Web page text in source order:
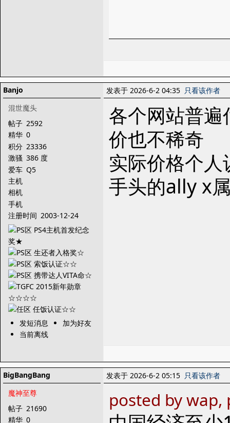
Banjo
混世魔头
帖子 2592
精华 0
积分 23336
激骚 386 度
爱车 Q5
主机
相机
手机
注册时间 2003-12-24
发短消息
加为好友
当前离线
发表于 2026-6-2 04:35 只看该作者
各个网站普
价也不稀奇
实际价格个
手头的ally x
BigBangBang
魔神至尊
帖子 21690
精华 0
发表于 2026-6-2 05:15 只看该作者
posted by